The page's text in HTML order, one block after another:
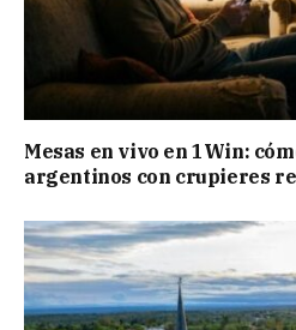
Mesas en vivo en 1Win:
argentinos con crupieres